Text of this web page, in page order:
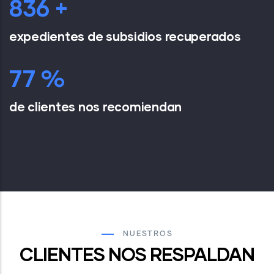
1,000
expedientes de subsidios recuperados
95 %
de clientes nos recomiendan
NUESTROS
CLIENTES NOS RESPALDAN